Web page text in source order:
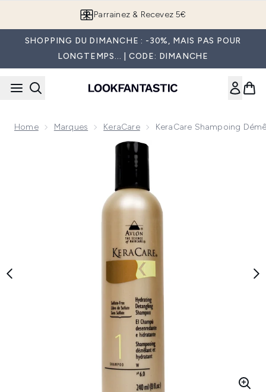
Parrainez & Recevez 5€
SHOPPING DU DIMANCHE : -30%, MAIS PAS POUR
LONGTEMPS... | CODE: DIMANCHE
Home Marques KeraCare KeraCare Shampoing
Now showing image 1 KeraCare shampoing démêlant et